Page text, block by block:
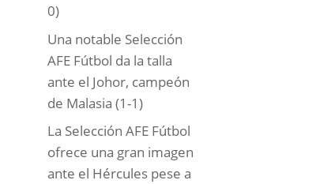
0)
Una notable Selección
AFE Fútbol da la talla
ante el Johor, campeón
de Malasia (1-1)
La Selección AFE Fútbol
ofrece una gran imagen
ante el Hércules pese a